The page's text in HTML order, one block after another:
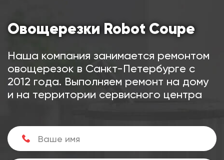
Овощерезки Robot Coupe
Наша компания занимается ремонтом
овощерезок в Санкт-Петербурге с
2012 года. Выполняем ремонт на дому
и на территории сервисного центра